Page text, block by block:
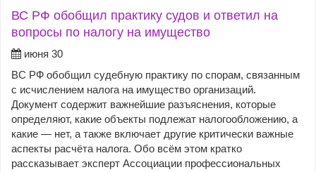
ВС РФ обобщил практику судов и ответил на
вопросы по налогу на имущество
июня 30
ВС РФ обобщил судебную практику по спорам, связанным
с исчислением налога на имущество организаций.
Документ содержит важнейшие разъяснения, которые
определяют, какие объекты подлежат налогообложению, а
какие — нет, а также включает другие критически важные
аспекты расчёта налога. Обо всём этом кратко
рассказывает эксперт Ассоциации профессиональных